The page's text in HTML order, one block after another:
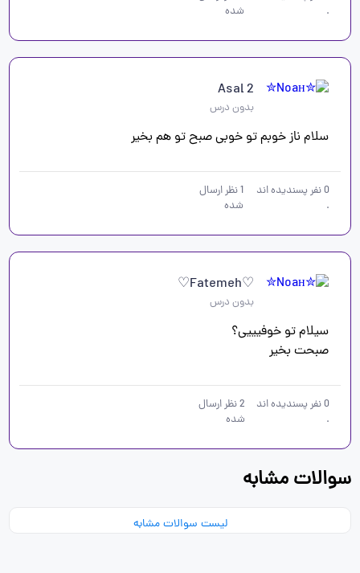
.
شده
Asal 2
بدون درس
سلام ناز خوبم تو خوبی صبح تو هم بخیر
0نفر پسندیده اند
.
1نظر ارسال
شده
♡Fatemeh♡
بدون درس
صبحت بخیر
0نفر پسندیده اند
.
2نظر ارسال
شده
سوالات مشابه
لیست سوالات مشابه